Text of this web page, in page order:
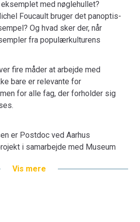
forskningsbidrag til antologier
the Cultural Unconscious,
Press (Repeating iek, 2015).
med nøglehullet?
Foucault bruger det pa­nop­tis­
Og hvad sker der, når
fra populærkulturens
fire måder at arbejde med
bare er relevante for
for alle fag, der forholder sig
er Postdoc ved Aarhus
i samarbejde med Museum
kunst og samfund”.
Vis mere